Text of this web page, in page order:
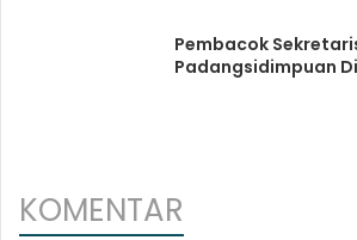
Pembacok
Padangsidimpuan
KOMENTAR